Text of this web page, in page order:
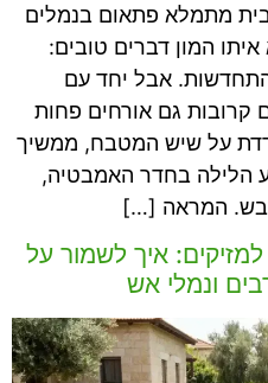
מתמלא פתאום בנמלים
המון דברים טובים:
אבל יחד עם
קרובות גם אורחים פחות
על שיש המטבח, ממשיך
הלילה בחדר האמבטיה,
המראה […]
למזיקים: איך לשמור על
ונמלי אש